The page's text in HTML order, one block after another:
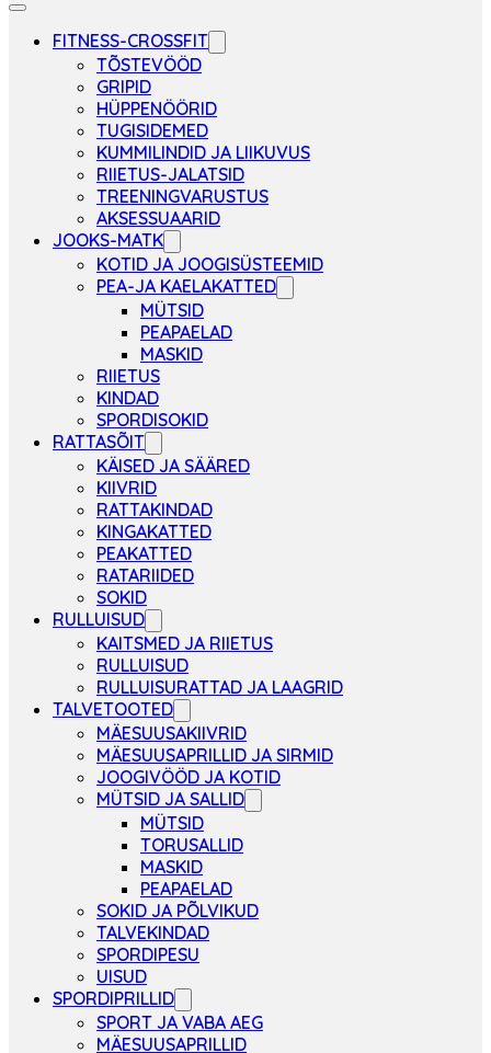
FITNESS-CROSSFIT
TÕSTEVÖÖD
GRIPID
HÜPPENÖÖRID
TUGISIDEMED
KUMMILINDID JA LIIKUVUS
RIIETUS-JALATSID
TREENINGVARUSTUS
AKSESSUAARID
JOOKS-MATK
KOTID JA JOOGISÜSTEEMID
PEA-JA KAELAKATTED
MÜTSID
PEAPAELAD
MASKID
RIIETUS
KINDAD
SPORDISOKID
RATTASÕIT
KÄISED JA SÄÄRED
KIIVRID
RATTAKINDAD
KINGAKATTED
PEAKATTED
RATARIIDED
SOKID
RULLUISUD
KAITSMED JA RIIETUS
RULLUISUD
RULLUISURATTAD JA LAAGRID
TALVETOOTED
MÄESUUSAKIIVRID
MÄESUUSAPRILLID JA SIRMID
JOOGIVÖÖD JA KOTID
MÜTSID JA SALLID
MÜTSID
TORUSALLID
MASKID
PEAPAELAD
SOKID JA PÕLVIKUD
TALVEKINDAD
SPORDIPESU
UISUD
SPORDIPRILLID
SPORT JA VABA AEG
MÄESUUSAPRILLID